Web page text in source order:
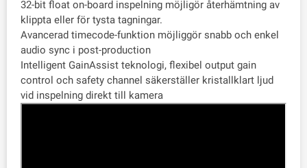
32-bit float on-board inspelning möjligör återhämtning av
klippta eller för tysta tagningar.
Avancerad timecode-funktion möjliggör snabb och enkel
audio sync i post-production
Intelligent GainAssist teknologi, flexibel output gain
control och safety channel säkerställer kristallklart ljud
vid inspelning direkt till kamera